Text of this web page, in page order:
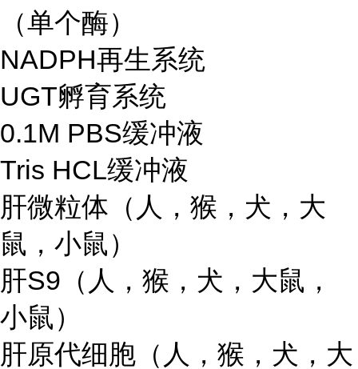
（单个酶）
NADPH再生系统
UGT孵育系统
0.1M PBS缓冲液
Tris HCL缓冲液
肝微粒体（人，猴，犬，大
鼠，小鼠）
肝S9（人，猴，犬，大鼠，
小鼠）
肝原代细胞（人，猴，犬，大